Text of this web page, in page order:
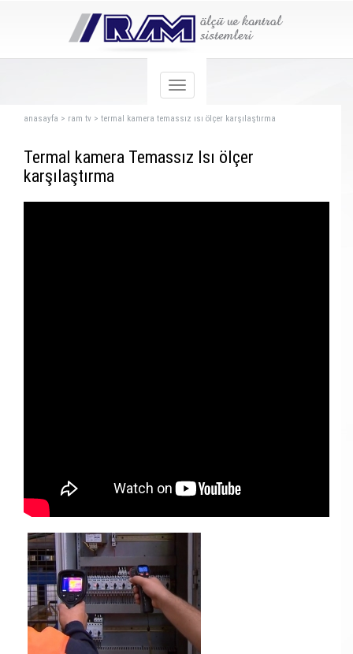
anasayfa > ram tv > termal kamera temassız ısı ölçer karşılaştırma
Termal kamera Temassız Isı ölçer
karşılaştırma